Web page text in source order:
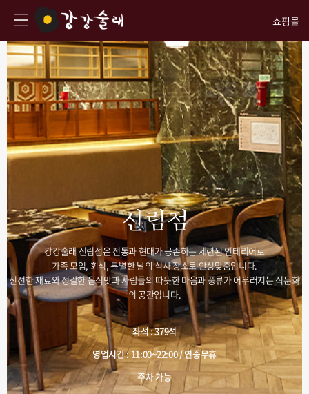
쇼핑몰
신림점
강강술래 신림점은 전통과 현대가 공존하는 세련된 인테리어로
가족 모임, 회식, 특별한 날의 식사 장소로 안성맞춤입니다.
신선한 재료와 정갈한 음식맛과 사람들의 따뜻한 마음과 풍류가 어우러지는 식문화
의 공간입니다.
좌석 : 379석
영업시간 : 11:00~22:00 / 연중무휴
주차 가능